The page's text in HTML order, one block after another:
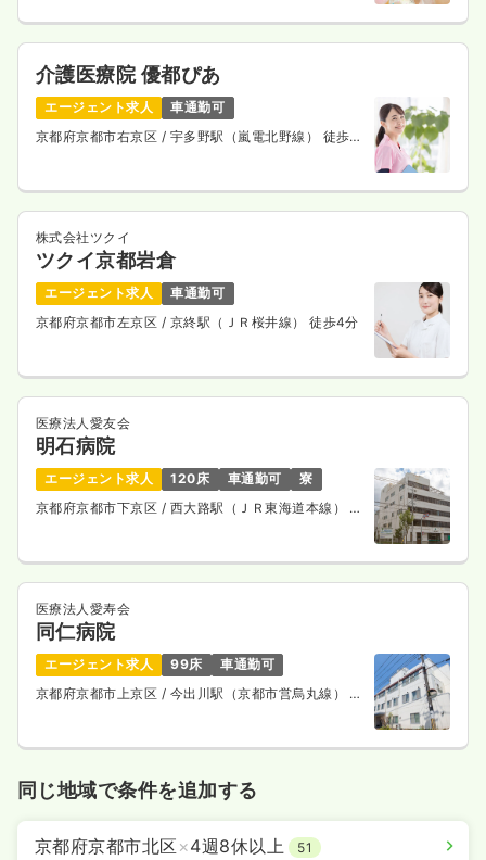
介護医療院 優都ぴあ
エージェント求人
車通勤可
京都府京都市右京区 / 宇多野駅（嵐電北野線） 徒歩
株式会社ツクイ
ツクイ京都岩倉
エージェント求人
車通勤可
京都府京都市左京区 / 京終駅（ＪＲ桜井線） 徒歩4分
医療法人愛友会
明石病院
エージェント求人 120床 車通勤可
寮
京都府京都市下京区 / 西大路駅（ＪＲ東海道本線） 徒
医療法人愛寿会
同仁病院
エージェント求人 99床
車通勤可
京都府京都市上京区 / 今出川駅（京都市営烏丸線） 徒
同じ地域で条件を追加する
京都府京都市北区 ×4週8休以上 51